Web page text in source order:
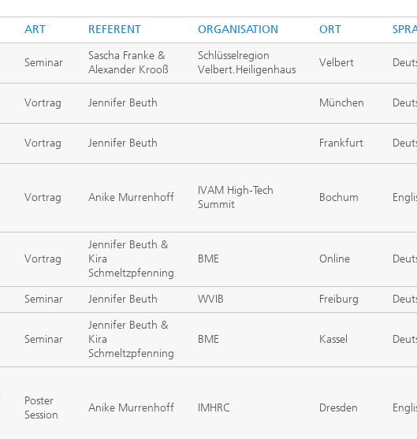
ART REFERENT ORGANISATION ORT
Seminar
Sascha Franke &
Alexander Krooß
Schlüsselregion
Velbert.Heiligenhaus
Velbert
Vortrag Jennifer Beuth München
Vortrag Jennifer Beuth Frankfurt
Vortrag Anike Murrenhoff
IVAM High-Tech
Summit
Bochum
Vortrag
Jennifer Beuth &
Kira
Schmeltzpfenning
BME Online
Seminar Jennifer Beuth WVIB Freiburg
Seminar
Jennifer Beuth &
Kira
Schmeltzpfenning
BME Kassel
Poster
Session
Anike Murrenhoff IMHRC Dresden